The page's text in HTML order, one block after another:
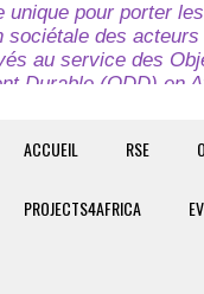
unique pour porter
sociétale des acteurs
au service des
Durable (ODD) en
ACCUEIL RSE
PROJECTS4AFRICA